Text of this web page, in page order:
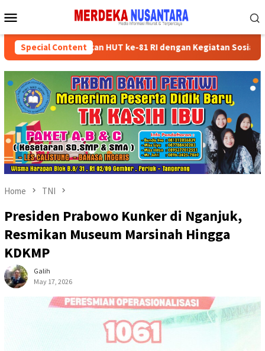
to
Menu
Special ContentHUT ke-81 RI dengan Kegiatan Sosial
Home TNI
Presiden Prabowo Kunker di Nganjuk,
Resmikan Museum Marsinah Hingga
KDKMP
Galih
May 17, 2026